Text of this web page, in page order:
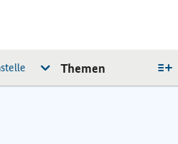
Themen